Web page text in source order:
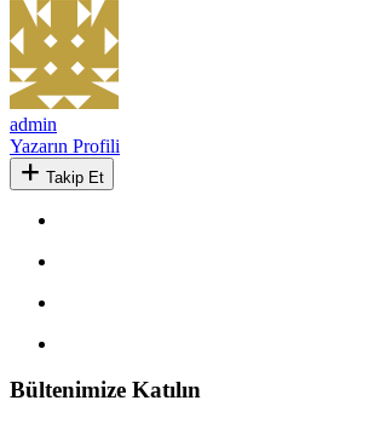
admin
Yazarın Profili
Takip Et
Bültenimize Katılın